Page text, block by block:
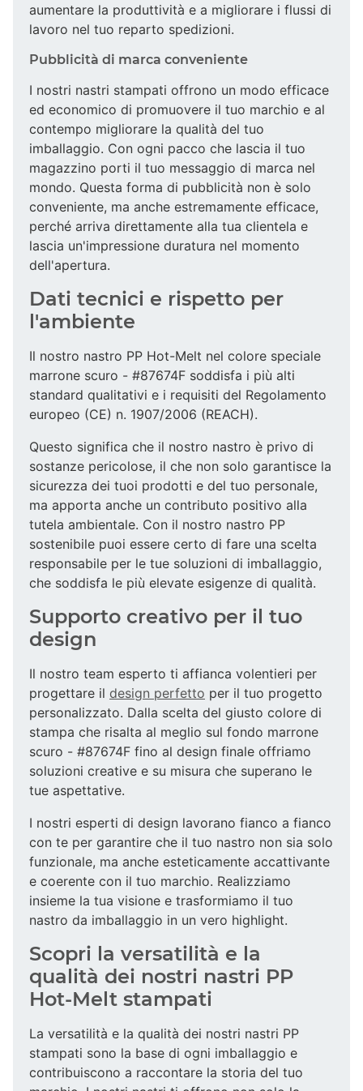
aumentare la produttività e a migliorare i flussi di
lavoro nel tuo reparto spedizioni.
Pubblicità di marca conveniente
I nostri nastri stampati offrono un modo efficace
ed economico di promuovere il tuo marchio e al
contempo migliorare la qualità del tuo
imballaggio. Con ogni pacco che lascia il tuo
magazzino porti il tuo messaggio di marca nel
mondo. Questa forma di pubblicità non è solo
conveniente, ma anche estremamente efficace,
perché arriva direttamente alla tua clientela e
lascia un'impressione duratura nel momento
dell'apertura.
Dati tecnici e rispetto per
l'ambiente
Il nostro nastro PP Hot-Melt nel colore speciale
marrone scuro - #87674F soddisfa i più alti
standard qualitativi e i requisiti del Regolamento
europeo (CE) n. 1907/2006 (REACH).
Questo significa che il nostro nastro è privo di
sostanze pericolose, il che non solo garantisce la
sicurezza dei tuoi prodotti e del tuo personale,
ma apporta anche un contributo positivo alla
tutela ambientale. Con il nostro nastro PP
sostenibile puoi essere certo di fare una scelta
responsabile per le tue soluzioni di imballaggio,
che soddisfa le più elevate esigenze di qualità.
Supporto creativo per il tuo
design
Il nostro team esperto ti affianca volentieri per
progettare il design perfetto per il tuo progetto
personalizzato. Dalla scelta del giusto colore di
stampa che risalta al meglio sul fondo marrone
scuro - #87674F fino al design finale offriamo
soluzioni creative e su misura che superano le
tue aspettative.
I nostri esperti di design lavorano fianco a fianco
con te per garantire che il tuo nastro non sia solo
funzionale, ma anche esteticamente accattivante
e coerente con il tuo marchio. Realizziamo
insieme la tua visione e trasformiamo il tuo
nastro da imballaggio in un vero highlight.
Scopri la versatilità e la
qualità dei nostri nastri PP
Hot-Melt stampati
La versatilità e la qualità dei nostri nastri PP
stampati sono la base di ogni imballaggio e
contribuiscono a raccontare la storia del tuo